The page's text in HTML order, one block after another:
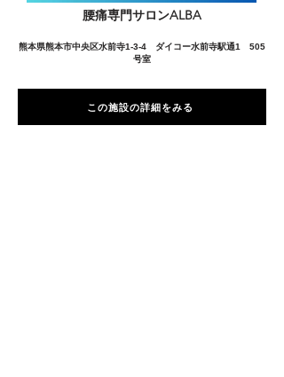
腰痛専門サロンALBA
熊本県熊本市中央区水前寺1-3-4 ダイコー水前寺駅通1 505
号室
この施設の詳細をみる